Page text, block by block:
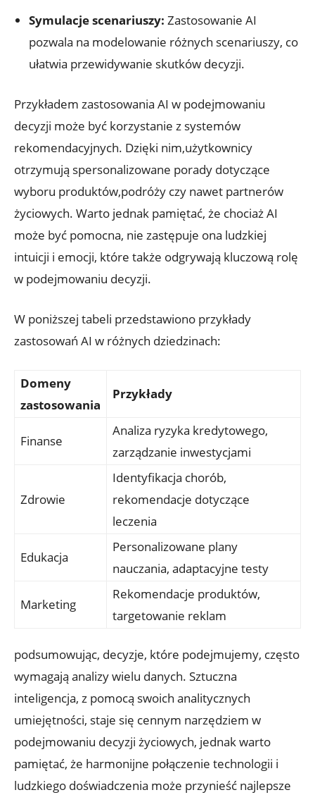
Symulacje scenariuszy: Zastosowanie AI
pozwala⁢ na modelowanie różnych scenariuszy, co
ułatwia przewidywanie skutków decyzji.
Przykładem zastosowania AI w podejmowaniu
decyzji ⁢może‍ być korzystanie‌ z systemów
rekomendacyjnych. Dzięki nim,użytkownicy
otrzymują spersonalizowane porady dotyczące
wyboru⁢ produktów,podróży ⁣czy⁤ nawet⁢ partnerów
życiowych. Warto jednak pamiętać,‍ że chociaż AI
może ‍być pomocna, ‍nie zastępuje ona ludzkiej
intuicji i emocji, ⁤które także odgrywają kluczową rolę
w podejmowaniu decyzji.
W poniższej tabeli przedstawiono ​przykłady
zastosowań AI w różnych⁣ dziedzinach:
Domeny
zastosowania
Przykłady
Finanse
Analiza ryzyka kredytowego,
zarządzanie inwestycjami
Zdrowie
Identyfikacja chorób,
rekomendacje dotyczące
leczenia
Edukacja
Personalizowane plany
nauczania, adaptacyjne testy
Marketing
Rekomendacje produktów,
targetowanie reklam
podsumowując, decyzje, które podejmujemy, często
wymagają analizy wielu danych. Sztuczna
inteligencja, z pomocą swoich analitycznych
umiejętności, staje się‍ cennym narzędziem ​w
podejmowaniu ​decyzji życiowych, ⁤jednak ⁣warto
pamiętać, że ⁤harmonijne połączenie technologii i⁢
ludzkiego ⁢doświadczenia może przynieść najlepsze